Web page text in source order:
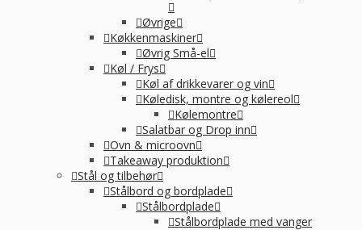
Øvrige
Køkkenmaskiner
Øvrig Små-el
Køl / Frys
Køl af drikkevarer og vin
Køledisk, montre og kølereol
Kølemontre
Salatbar og Drop inn
Ovn & microovn
Takeaway produktion
Stål og tilbehør
Stålbord og bordplade
Stålbordplade
Stålbordplade med vanger